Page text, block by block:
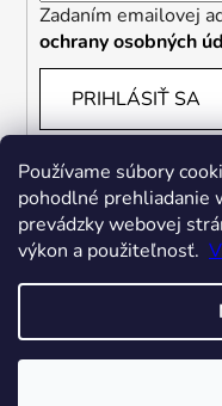
Používame súbory
pohodlné prehliadanie
prevádzky webovej
výkon a použiteľnosť.
Zadaním emailovej
ochrany osobných
PRIHLÁSIŤ SA